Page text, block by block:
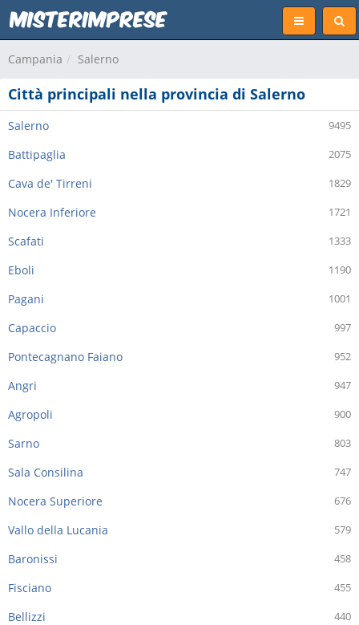
Campania Salerno
Città principali nella provincia di Salerno
9495
Salerno
2075
Battipaglia
1829
Cava de' Tirreni
1721
Nocera Inferiore
1333
Scafati
1190
Eboli
1001
Pagani
997
Capaccio
952
Pontecagnano Faiano
947
Angri
900
Agropoli
803
Sarno
747
Sala Consilina
676
Nocera Superiore
579
Vallo della Lucania
458
Baronissi
455
Fisciano
440
Bellizzi